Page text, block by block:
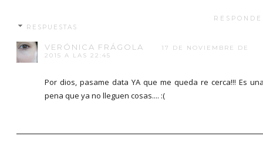
RESPUESTAS
VERÓNICA FRÁGOLA
17 DE NOVIEMBRE DE
2015 A LAS 22:45
Por dios, pasame data YA que me queda re cerca!!! Es
pena que ya no lleguen cosas.... :(